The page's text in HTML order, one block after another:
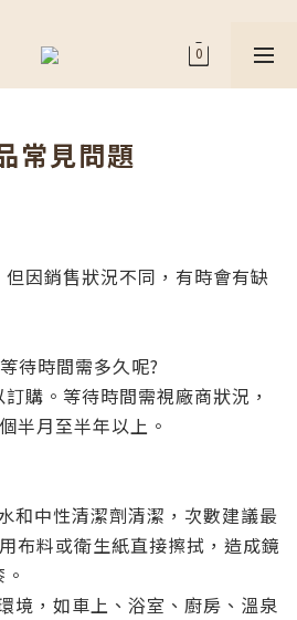
常見問題
因銷售狀況不同，有時會有缺
待時間需多久呢?
購。等待時間需視廠商狀況，
半月至半年以上。
和中性清潔劑清潔，次數建議最
布料或衛生紙直接擦拭，造成鏡
境，如車上、浴室、廚房、溫泉